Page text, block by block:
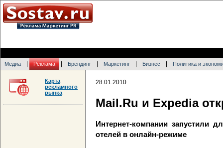
Медиа Реклама Брендинг Маркетинг Бизнес Политика и
28.01.2010
Mail.Ru и Expedia
Интернет-компании запустили
отелей в онлайн-режиме
Карта
рекламного
рынка